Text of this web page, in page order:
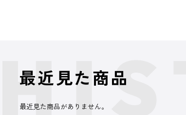
最近見た商品
最近見た商品がありません。